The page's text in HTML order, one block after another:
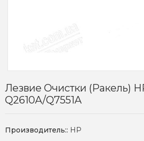
Лезвие Очистки (ракель)
Q2610A/Q7551A
Производитель:: HP